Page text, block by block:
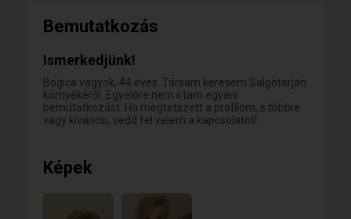
Bemutatkozás
Ismerkedjünk!
Bogica vagyok, 44 éves. Társam keresem Salgótarján
környékéről. Egyelőre nem írtam egyéni
bemutatkozást. Ha megtetszett a profilom, s többre
vagy kíváncsi, vedd fel velem a kapcsolatot!
Képek